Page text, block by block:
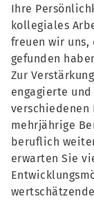
Ihre
kollegiales
freuen wir uns,
gefunden
Zur
engagierte
verschiedenen
mehrjährige
beruflich
erwarten Sie